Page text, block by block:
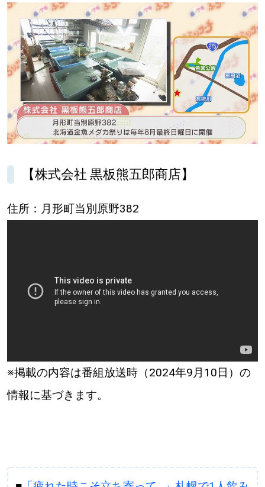
【株式会社 黒板熊五郎商店】
住所：月形町当別原野382
※掲載の内容は番組放送時（2024年9月10日）の
情報に基づきます。